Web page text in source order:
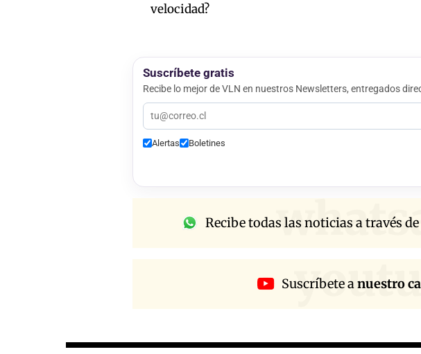
velocidad?
Suscríbete gratis
Recibe lo mejor de VLN en nuestros Newsletters, entregados
Alertas Boletines
Recibe todas las noticias a través de
Suscríbete anuestro